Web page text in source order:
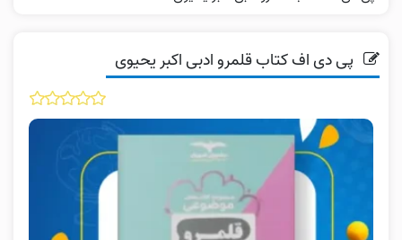
پی دی اف کتاب قلمرو ادبی اکبر یحیوی